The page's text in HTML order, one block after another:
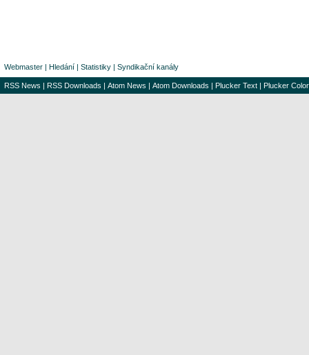
Webmaster | Hledání | Statistiky | Syndikační kanály
RSS News | RSS Downloads | Atom News | Atom Downloads | Plucker Text | Plucker Color